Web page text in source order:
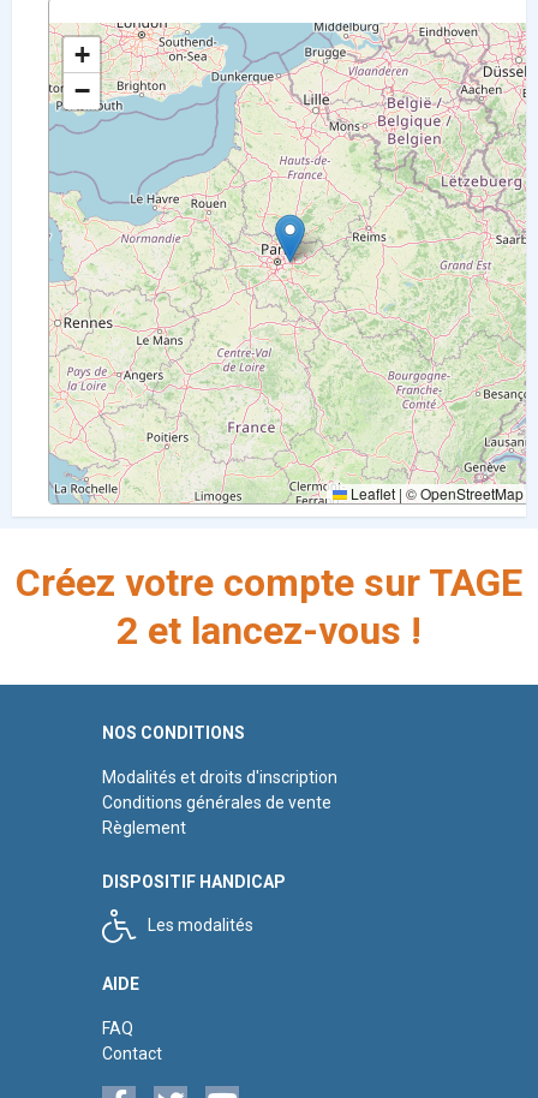
+
−
Leaflet | ©OpenStreetMap
Créez votre compte sur TAGE
2 et lancez-vous !
NOS CONDITIONS
Modalités et droits d'inscription
Conditions générales de vente
Règlement
DISPOSITIF HANDICAP
Les modalités
AIDE
FAQ
Contact